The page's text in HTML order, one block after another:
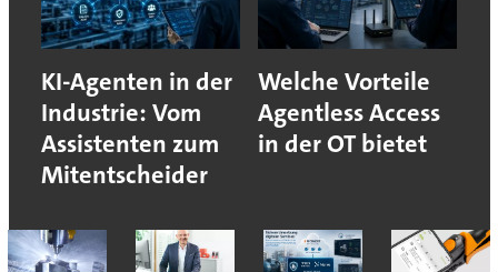
KI-Agenten in der
Industrie: Vom
Assistenten zum
Mitentscheider
Welche Vorteile
Agentless Access
in der OT bietet